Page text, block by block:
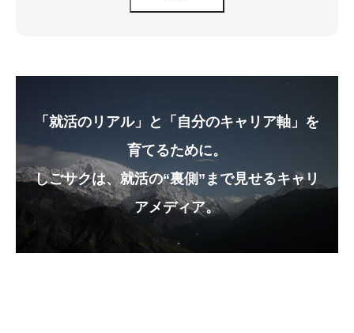
「就活のリアル」と「自分のキャリア軸」を
育てるために。
しごサクは、就活の“裏側”まで見せるキャリ
アメディア。